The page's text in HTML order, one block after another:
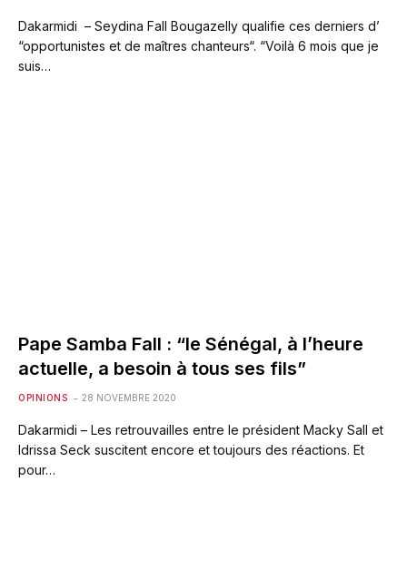
Dakarmidi – Seydina Fall Bougazelly qualifie ces derniers d’
“opportunistes et de maîtres chanteurs“. “Voilà 6 mois que je
suis…
Pape Samba Fall : “le Sénégal, à l’heure
actuelle, a besoin à tous ses fils”
OPINIONS 28 NOVEMBRE 2020
Dakarmidi – Les retrouvailles entre le président Macky Sall et
Idrissa Seck suscitent encore et toujours des réactions. Et
pour…